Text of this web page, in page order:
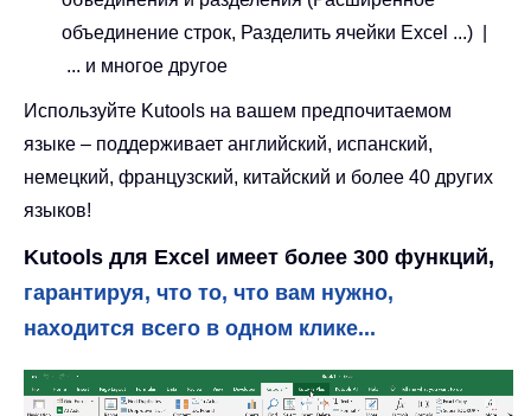
объединение строк, Разделить ячейки Excel ...) |
... и многое другое
Используйте Kutools на вашем предпочитаемом
языке – поддерживает английский, испанский,
немецкий, французский, китайский и более 40 других
языков!
Kutools для Excel имеет более 300 функций,
гарантируя, что то, что вам нужно,
находится всего в одном клике...